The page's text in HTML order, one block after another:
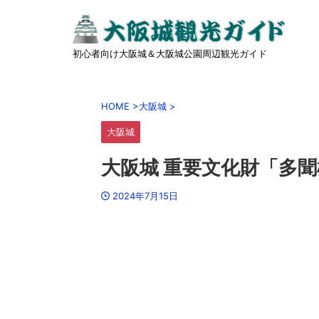
初心者向け大阪城＆大阪城公園周辺観光ガイド
HOME >大阪城 >
大阪城
大阪城 重要文化財「多
2024年7月15日